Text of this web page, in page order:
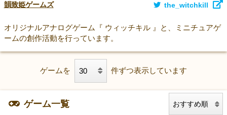
韻致姫ゲームズ the_witchkill
オリジナルアナログゲーム『 ウィッチキル 』と、ミニチュアゲ
ームの創作活動を行っています。
ゲームを 件ずつ表示しています
ゲーム一覧